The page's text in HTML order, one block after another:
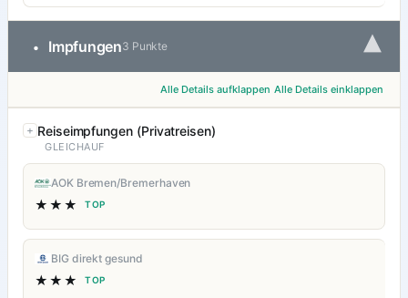
• Impfungen3 Punkte ▾
Alle Details aufklappen Alle Details einklappen
Reiseimpfungen (Privatreisen)
GLEICHAUF
AOK Bremen/Bremerhaven
★★★ TOP
BIG direkt gesund
★★★ TOP